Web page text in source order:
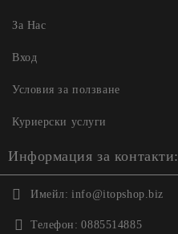
За Нас
Вход
Условия за ползване
Куриерски услуги
Информация за контакти:
Имейл: info@itopshop.biz
Телефон: 0885514885